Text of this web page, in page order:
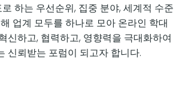
하는 우선순위, 집중 분야, 세계적 수준
업계 모두를 하나로 모아 온라인 학대
신하고, 협력하고, 영향력을 극대화하여
신뢰받는 포럼이 되고자 합니다.